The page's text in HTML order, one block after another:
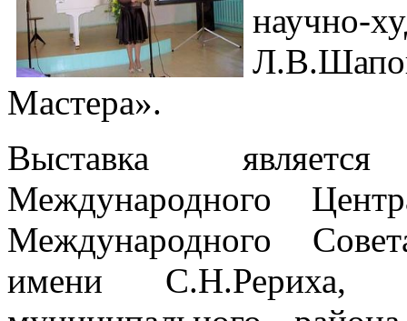
научно-
Мастера».
Выставка
Международного
Международного
имени С.Н.Рериха,